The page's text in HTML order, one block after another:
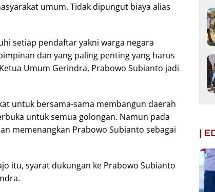
umum. Tidak dipungut biaya alias
setiap pendaftar yakni warga negara
dan yang paling penting yang harus
Umum Gerindra, Prabowo Subianto jadi
untuk bersama-sama membangun daerah
untuk semua golongan. Namun pada
memenangkan Prabowo Subianto sebagai
itu, syarat dukungan ke Prabowo Subianto
|